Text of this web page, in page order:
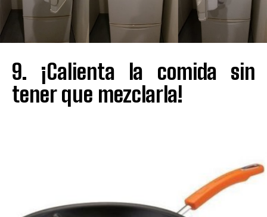
9. ¡Calienta la comida sin
tener que mezclarla!